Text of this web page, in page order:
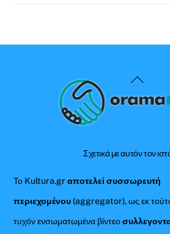
Back
To
Σχετικά με αυτόν τον
Το Kultura.grαποτελεί συσσωρευτή
περιεχομένου (aggregator), ως εκ
τυχόν ενσωματωμένα βίντεο